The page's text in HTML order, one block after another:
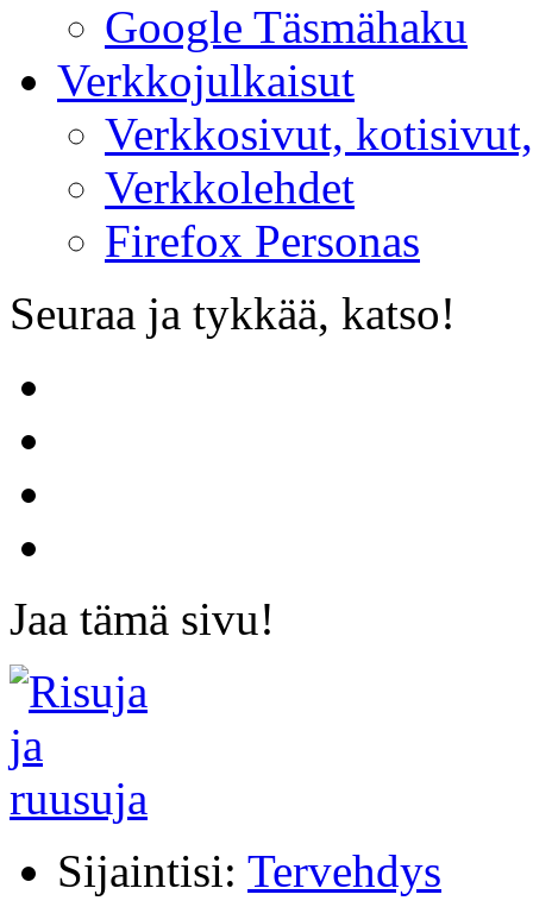
Google Täsmähaku
Verkkojulkaisut
Verkkosivut,
Verkkolehdet
Firefox Personas
Seuraa ja tykkää, katso!
Jaa tämä sivu!
Sijaintisi: Tervehdys